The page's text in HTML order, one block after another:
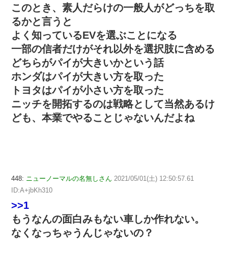
このとき、素人だらけの一般人がどっちを取
るかと言うと
よく知っているEVを選ぶことになる
一部の信者だけがそれ以外を選択肢に含める
どちらがパイが大きいかという話
ホンダはパイが大きい方を取った
トヨタはパイが小さい方を取った
ニッチを開拓するのは戦略として当然あるけ
ども、本業でやることじゃないんだよね
448: ニューノーマルの名無しさん 2021/05/01(土) 12:50:57.61
ID:A+jbKh310
>>1
もうなんの面白みもない車しか作れない。
なくなっちゃうんじゃないの？